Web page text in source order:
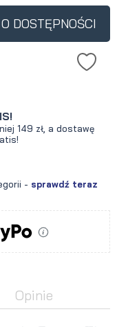
DOSTĘPNOŚCI
149 zł, a dostawę
- sprawdź teraz
Opinie